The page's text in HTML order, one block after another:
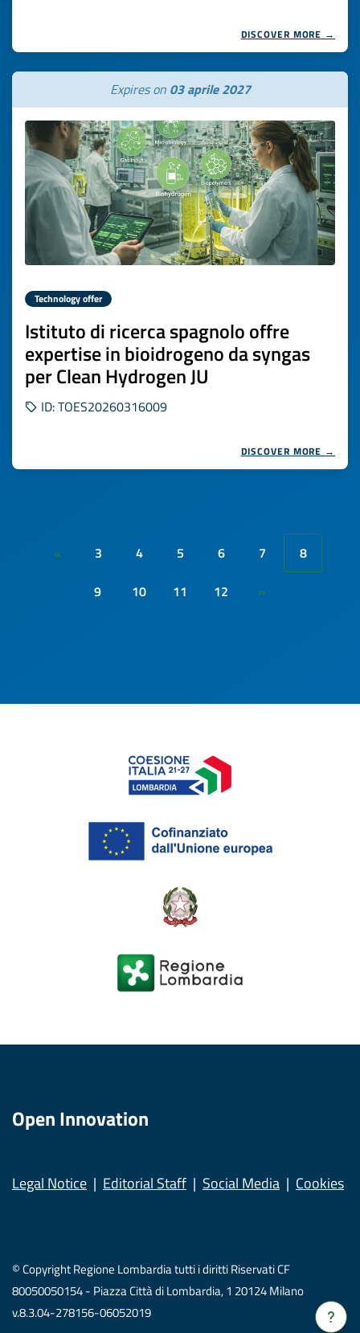
Verrà
DISCOVER MORE →
Expires on 03 aprile 2027
Technology offer
Istituto di ricerca spagnolo offre
expertise in bioidrogeno da syngas
per Clean Hydrogen JU
ID: TOES20260316009
DISCOVER MORE →
« 3 4 5 6 7
8
9
10 11 12 »
Open Innovation
Legal Notice Editorial Staff Social Media Cookies
© Copyright Regione Lombardia tutti i diritti Riservati CF
80050050154 - Piazza Città di Lombardia, 1 20124 Milano
v.8.3.04-278156-06052019